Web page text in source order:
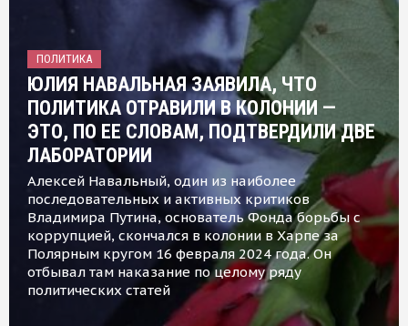
ПОЛИТИКА
ЮЛИЯ НАВАЛЬНАЯ ЗАЯВИЛА, ЧТО
ПОЛИТИКА ОТРАВИЛИ В КОЛОНИИ —
ЭТО, ПО ЕЕ СЛОВАМ, ПОДТВЕРДИЛИ ДВЕ
ЛАБОРАТОРИИ
Алексей Навальный, один из наиболее
последовательных и активных критиков
Владимира Путина, основатель Фонда борьбы с
коррупцией, скончался в колонии в Харпе за
Полярным кругом 16 февраля 2024 года. Он
отбывал там наказание по целому ряду
политических статей